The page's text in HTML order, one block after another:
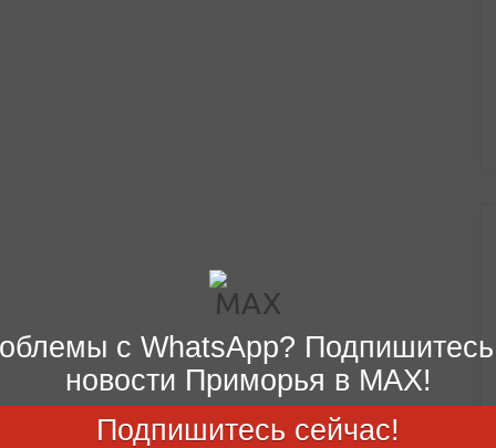
с WhatsApp?
новости Приморья в MAX!
Подпишитесь сейчас!